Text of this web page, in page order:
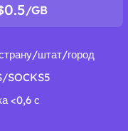
0.5/GB
штат/город
SOCKS5
<0,6 с